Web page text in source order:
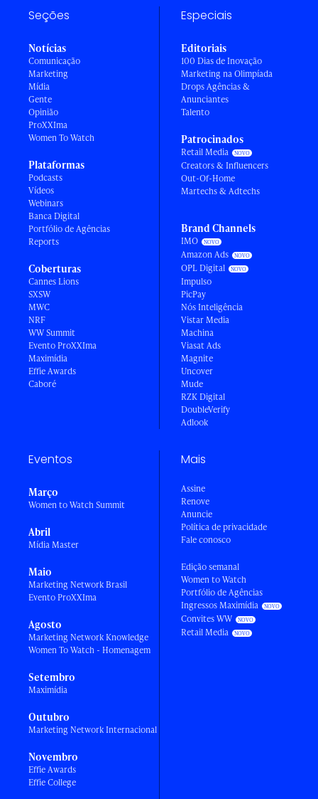
Seções
Notícias
Comunicação
Marketing
Mídia
Gente
Opinião
ProXXIma
Women To Watch
Plataformas
Podcasts
Vídeos
Webinars
Banca Digital
Portfólio de Agências
Reports
Coberturas
Cannes Lions
SXSW
MWC
NRF
WW Summit
Evento ProXXIma
Maximídia
Effie Awards
Caboré
Especiais
Editoriais
100 Dias de Inovação
Marketing na Olimpíada
Drops Agências &
Anunciantes
Talento
Patrocinados
Retail Media
Creators & Influencers
Out-Of-Home
Martechs & Adtechs
Brand Channels
IMO
Amazon Ads
OPL Digital
Impulso
PicPay
Nós Inteligência
Vistar Media
Machina
Viasat Ads
Magnite
Uncover
Mude
RZK Digital
DoubleVerify
Adlook
Eventos
Março
Women to Watch Summit
Abril
Mídia Master
Maio
Marketing Network Brasil
Evento ProXXIma
Agosto
Marketing Network Knowledge
Women To Watch - Homenagem
Setembro
Maximídia
Outubro
Marketing Network Internacional
Novembro
Effie Awards
Effie College
Mais
Assine
Renove
Anuncie
Política de privacidade
Fale conosco
Edição semanal
Women to Watch
Portfólio de Agências
Ingressos Maximídia
Convites WW
Retail Media